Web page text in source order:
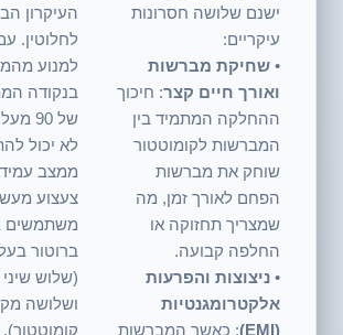
ישנם שלושה חסרונות
עיקריים:
• שחיקת מברשות
ואורך חיים קצר: חיכוך
ההחלקה המתמיד בין
המברשות לקומוטטור
שוחק את מברשות
הפחם לאורך זמן, מה
שמצריך תחזוקה או
החלפה קבועה.
• ניצוצות והפרעות
אלקטרומגנטיות
(EMI)
: כאשר המברשות
העיקרון
לחלוטין.
למנוע
בנקודה
של
לא יכול
ממצב
צעצוע
משתמשים
(שלוש
ושלושה
קומוטטור).